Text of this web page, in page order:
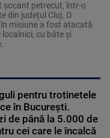
șocant petrecut, într-o
din județul Cluj. O
misiune a fost atacată
localnici, cu bâte și
pentru trotinetele
în București.
de până la 5.000 de
cei care le încalcă